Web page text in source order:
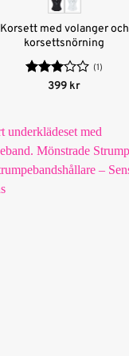
Korsett med volanger och
korsettsnörning
Betygsatt
(1)
399 kr